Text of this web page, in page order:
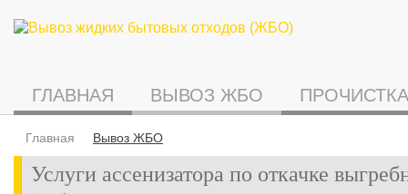
ГЛАВНАЯ ВЫВОЗ ЖБО
Главная Вывоз ЖБО
Услуги ассенизатора по откачке